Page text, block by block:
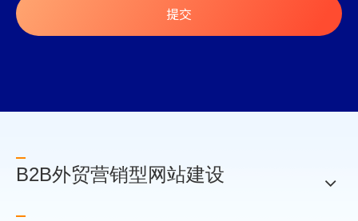
提交
B2B外贸营销型网站建设